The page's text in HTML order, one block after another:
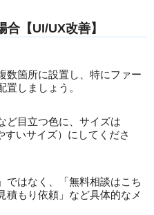
【UI/UX改善】
数箇所に設置し、特にファー
しましょう。
ど目立つ色に、サイズは
いサイズ）にしてくださ
ではなく、「無料相談はこち
積もり依頼」など具体的なメ